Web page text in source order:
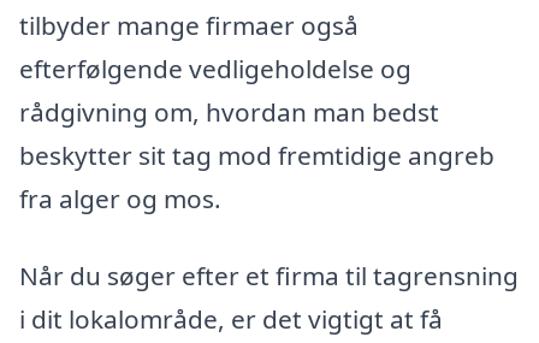
tilbyder mange firmaer også
efterfølgende vedligeholdelse og
rådgivning om, hvordan man bedst
beskytter sit tag mod fremtidige angreb
fra alger og mos.
Når du søger efter et firma til tagrensning
i dit lokalområde, er det vigtigt at få